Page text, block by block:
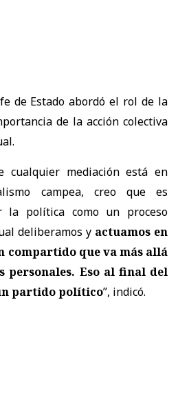
de Estado abordó el rol de la
de la acción colectiva
cualquier mediación está en
campea, creo que es
la política como un proceso
deliberamos y actuamos en
compartido que va más allá
personales. Eso al final del
partido político”, indicó.